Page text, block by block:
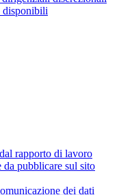
disponibili
rapporto di lavoro
da pubblicare sul sito
dei dati